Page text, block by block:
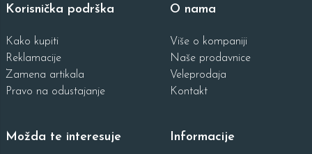
Korisnička podrška
Kako kupiti
Reklamacije
Zamena artikala
Pravo na odustajanje
O nama
Više o kompaniji
Naše prodavnice
Veleprodaja
Kontakt
Možda te interesuje Informacije